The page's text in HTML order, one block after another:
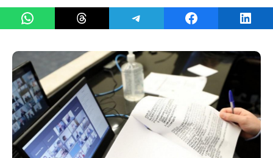
Share on WhatsAppShare on ThreadsShare on TelegramShare on Facebook